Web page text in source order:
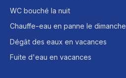
WC bouché la nuit
Chauffe-eau en panne le dimanche
Dégât des eaux en vacances
Fuite d'eau en vacances